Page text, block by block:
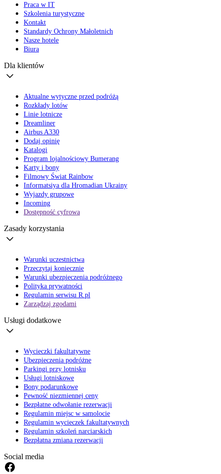
Praca w IT
Szkolenia turystyczne
Kontakt
Standardy Ochrony Małoletnich
Nasze hotele
Biura
Dla klientów
Aktualne wytyczne przed podróżą
Rozkłady lotów
Linie lotnicze
Dreamliner
Airbus A330
Dodaj opinię
Katalogi
Program lojalnościowy Bumerang
Karty i bony
Filmowy Świat Rainbow
Informatsiya dla Hromadian Ukrainy
Wyjazdy grupowe
Incoming
Dostępność cyfrowa
Zasady korzystania
Warunki uczestnictwa
Przeczytaj koniecznie
Warunki ubezpieczenia podróżnego
Polityka prywatności
Regulamin serwisu R.pl
Zarządzaj zgodami
Usługi dodatkowe
Wycieczki fakultatywne
Ubezpieczenia podróżne
Parkingi przy lotnisku
Usługi lotniskowe
Bony podarunkowe
Pewność niezmiennej ceny
Bezpłatne odwołanie rezerwacji
Regulamin miejsc w samolocie
Regulamin wycieczek fakultatywnych
Regulamin szkoleń narciarskich
Bezpłatna zmiana rezerwacji
Social media